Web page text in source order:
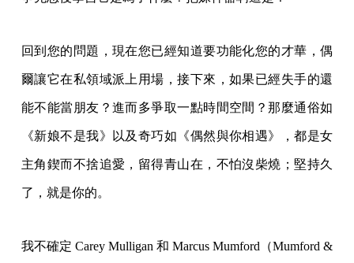
回到您的問題，現在您已經知道要功能化您的才華，偶
爾讓它在私領域派上用場，接下來，如果已經失手的還
能不能當朋友？進而多爭取一點時間空間？那麼通俗如
《新娘不是我》以及奇巧如《偶然與你相遇》，都是女
主角鍥而不捨追愛，留得青山在，不怕沒柴燒；堅持久
了，就是你的。
我不確定 Carey Mulligan 和 Marcus Mumford（Mumford &